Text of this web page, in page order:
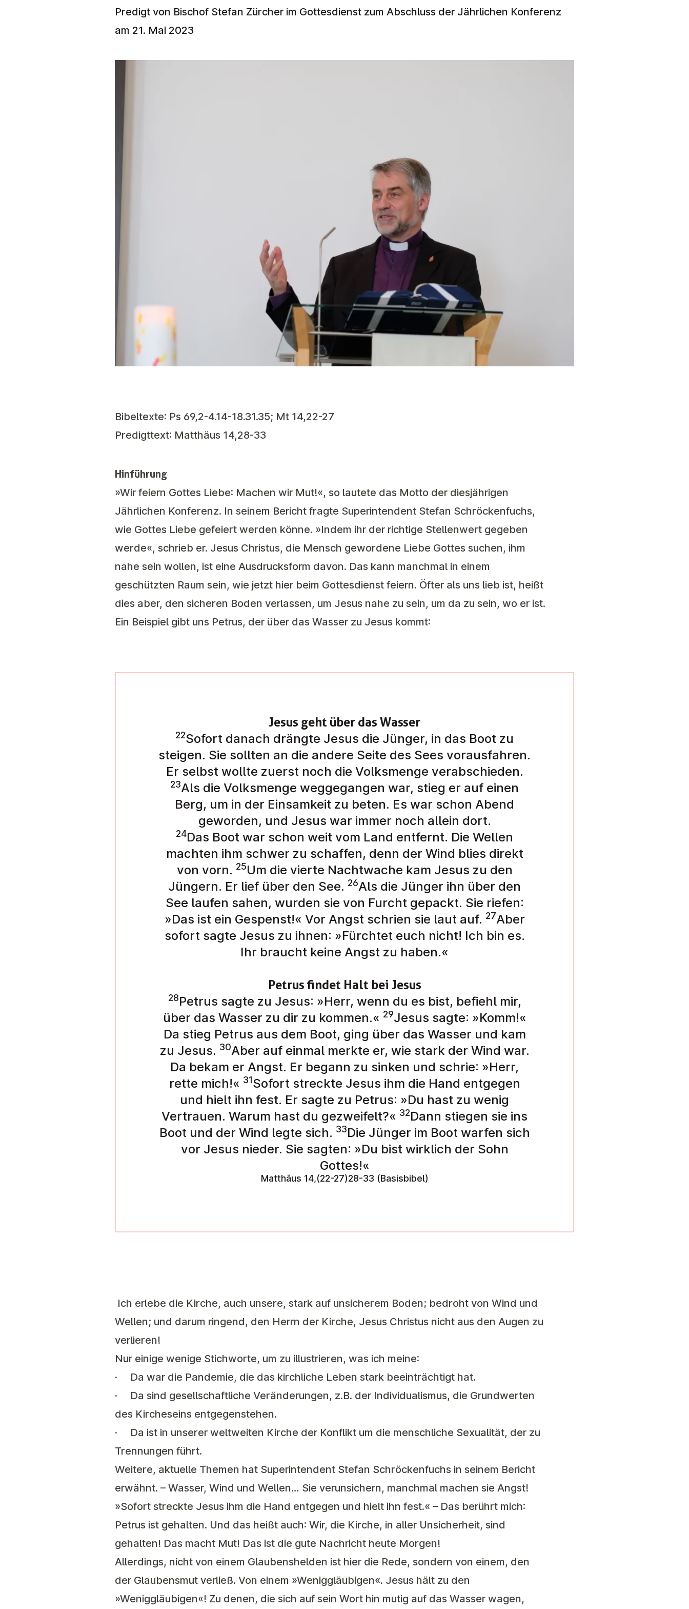
Predigt von Bischof Stefan Zürcher im Gottesdienst zum Abschluss der Jährlichen Konferenz
am 21. Mai 2023
Bibeltexte: Ps 69,2-4.14-18.31.35; Mt 14,22-27
Predigttext: Matthäus 14,28-33
Hinführung
»Wir feiern Gottes Liebe: Machen wir Mut!«, so lautete das Motto der diesjährigen
Jährlichen Konferenz. In seinem Bericht fragte Superintendent Stefan Schröckenfuchs,
wie Gottes Liebe gefeiert werden könne. »Indem ihr der richtige Stellenwert gegeben
werde«, schrieb er. Jesus Christus, die Mensch gewordene Liebe Gottes suchen, ihm
nahe sein wollen, ist eine Ausdrucksform davon. Das kann manchmal in einem
geschützten Raum sein, wie jetzt hier beim Gottesdienst feiern. Öfter als uns lieb ist, heißt
dies aber, den sicheren Boden verlassen, um Jesus nahe zu sein, um da zu sein, wo er ist.
Ein Beispiel gibt uns Petrus, der über das Wasser zu Jesus kommt:
Jesus geht über das Wasser
22Sofort danach drängte Jesus die Jünger, in das Boot zu
steigen. Sie sollten an die andere Seite des Sees vorausfahren.
Er selbst wollte zuerst noch die Volksmenge verabschieden.
23Als die Volksmenge weggegangen war, stieg er auf einen
Berg, um in der Einsamkeit zu beten. Es war schon Abend
geworden, und Jesus war immer noch allein dort.
24Das Boot war schon weit vom Land entfernt. Die Wellen
machten ihm schwer zu schaffen, denn der Wind blies direkt
von vorn. 25Um die vierte Nachtwache kam Jesus zu den
Jüngern. Er lief über den See. 26Als die Jünger ihn über den
See laufen sahen, wurden sie von Furcht gepackt. Sie riefen:
»Das ist ein Gespenst!« Vor Angst schrien sie laut auf. 27Aber
sofort sagte Jesus zu ihnen: »Fürchtet euch nicht! Ich bin es.
Ihr braucht keine Angst zu haben.«
Petrus findet Halt bei Jesus
28Petrus sagte zu Jesus: »Herr, wenn du es bist, befiehl mir,
über das Wasser zu dir zu kommen.« 29Jesus sagte: »Komm!«
Da stieg Petrus aus dem Boot, ging über das Wasser und kam
zu Jesus. 30Aber auf einmal merkte er, wie stark der Wind war.
Da bekam er Angst. Er begann zu sinken und schrie: »Herr,
rette mich!« 31Sofort streckte Jesus ihm die Hand entgegen
und hielt ihn fest. Er sagte zu Petrus: »Du hast zu wenig
Vertrauen. Warum hast du gezweifelt?« 32Dann stiegen sie ins
Boot und der Wind legte sich. 33Die Jünger im Boot warfen sich
vor Jesus nieder. Sie sagten: »Du bist wirklich der Sohn
Gottes!«
Matthäus 14,(22-27)28-33 (Basisbibel)
Ich erlebe die Kirche, auch unsere, stark auf unsicherem Boden; bedroht von Wind und
Wellen; und darum ringend, den Herrn der Kirche, Jesus Christus nicht aus den Augen zu
verlieren!
Nur einige wenige Stichworte, um zu illustrieren, was ich meine:
· Da war die Pandemie, die das kirchliche Leben stark beeinträchtigt hat.
· Da sind gesellschaftliche Veränderungen, z.B. der Individualismus, die Grundwerten
des Kircheseins entgegenstehen.
· Da ist in unserer weltweiten Kirche der Konflikt um die menschliche Sexualität, der zu
Trennungen führt.
Weitere, aktuelle Themen hat Superintendent Stefan Schröckenfuchs in seinem Bericht
erwähnt. – Wasser, Wind und Wellen… Sie verunsichern, manchmal machen sie Angst!
»Sofort streckte Jesus ihm die Hand entgegen und hielt ihn fest.« – Das berührt mich:
Petrus ist gehalten. Und das heißt auch: Wir, die Kirche, in aller Unsicherheit, sind
gehalten! Das macht Mut! Das ist die gute Nachricht heute Morgen!
Allerdings, nicht von einem Glaubenshelden ist hier die Rede, sondern von einem, den
der Glaubensmut verließ. Von einem »Weniggläubigen«. Jesus hält zu den
»Weniggläubigen«! Zu denen, die sich auf sein Wort hin mutig auf das Wasser wagen,